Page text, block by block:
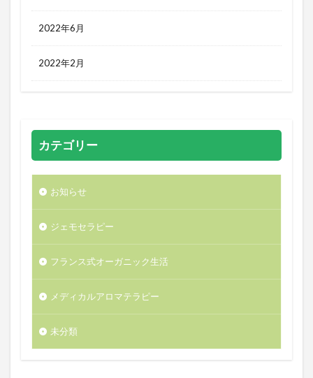
2022年6月
2022年2月
カテゴリー
お知らせ
ジェモセラピー
フランス式オーガニック生活
メディカルアロマテラピー
未分類